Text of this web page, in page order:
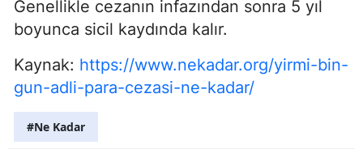
Genellikle cezanın infazından sonra 5 yıl
boyunca sicil kaydında kalır.
Kaynak: https://www.nekadar.org/yirmi-bin-
gun-adli-para-cezasi-ne-kadar/
#Ne Kadar